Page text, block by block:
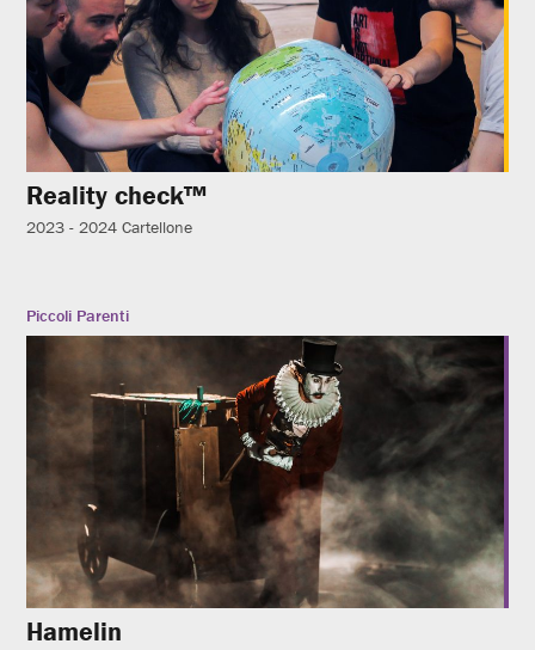
Reality check™
2023 - 2024 Cartellone
Piccoli Parenti
Hamelin